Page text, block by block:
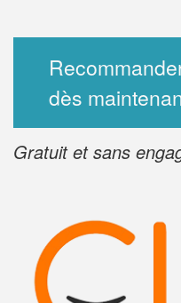
dès
Gratuit et sans